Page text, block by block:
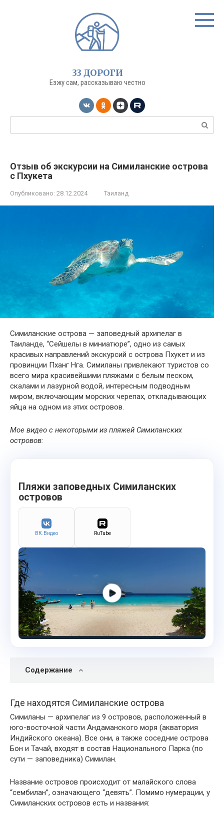
33 ДОРОГИ
Езжу сам, рассказываю честно
Поиск:
Отзыв об экскурсии на Симиланские острова
с Пхукета
Опубликовано: 28.12.2024 Таиланд
Симиланские острова — заповедный архипелаг в
Таиланде, “Сейшелы в миниатюре”, одно из самых
красивых направлений экскурсий с острова Пхукет и из
провинции Пханг Нга. Симиланы привлекают туристов со
всего мира красивейшими пляжами с белым песком,
скалами и лазурной водой, интересным подводным
миром, включающим морских черепах, откладывающих
яйца на одном из этих островов.
Мое видео с некоторыми из пляжей Симиланских
островов:
Пляжи заповедных Симиланских
островов
ВК.Видео RuTube
Содержание
Где находятся Симиланские острова
Симиланы — архипелаг из 9 островов, расположенный в
юго-восточной части Андаманского моря (акватория
Индийского океана). Все они, а также соседние острова
Бон и Тачай, входят в состав Национального Парка (по
сути — заповедника) Симилан.
Название островов происходит от малайского слова
“сембилан”, означающего “девять”. Помимо нумерации, у
Симиланских островов есть и названия: